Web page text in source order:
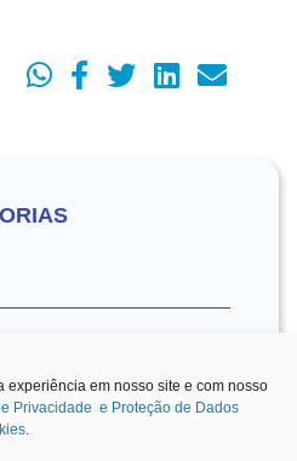
experiência em nosso site e com nosso
Privacidade e Proteção de Dados
.